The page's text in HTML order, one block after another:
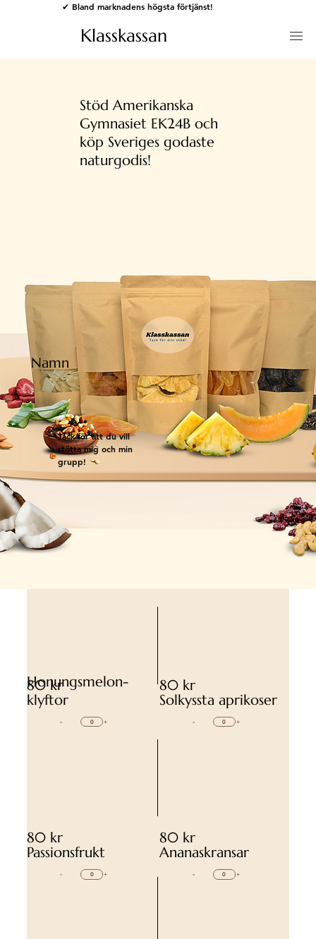
✔ Bland marknadens högsta förtjänst!
Klasskassan
Stöd Amerikanska
Gymnasiet EK24B och
köp Sveriges godaste
naturgodis!
Tack för att du vill
stötta mig och min
grupp!
Namn
80 kr
Honungsmelon-
klyftor
- +
80 kr
Solkyssta aprikoser
- +
80 kr
Passionsfrukt
- +
80 kr
Ananaskransar
- +